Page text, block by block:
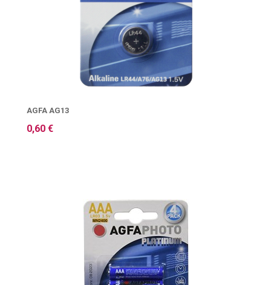
AGFA AG13
0,60 €